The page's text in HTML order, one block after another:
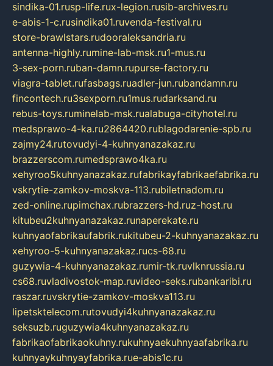
sindika-01.rusp-life.rux-legion.rusib-archives.ru
e-abis-1-c.rusindika01.ruvenda-festival.ru
store-brawlstars.rudooraleksandria.ru
antenna-highly.rumine-lab-msk.ru1-mus.ru
3-sex-porn.ruban-damn.rupurse-factory.ru
viagra-tablet.rufasbags.ruadler-jun.rubandamn.ru
fincontech.ru3sexporn.ru1mus.rudarksand.ru
rebus-toys.ruminelab-msk.rualabuga-cityhotel.ru
medsprawo-4-ka.ru2864420.rublagodarenie-spb.ru
zajmy24.rutovudyi-4-kuhnyanazakaz.ru
brazzerscom.rumedsprawo4ka.ru
xehyroo5kuhnyanazakaz.rufabrikayfabrikaefabrika.ru
vskrytie-zamkov-moskva-113.rubiletnadom.ru
zed-online.rupimchax.rubrazzers-hd.ruz-host.ru
kitubeu2kuhnyanazakaz.runaperekate.ru
kuhnyaofabrikaufabrik.rukitubeu-2-kuhnyanazakaz.ru
xehyroo-5-kuhnyanazakaz.rucs-68.ru
guzywia-4-kuhnyanazakaz.rumir-tk.ruvlknrussia.ru
cs68.ruvladivostok-map.ruvideo-seks.rubankaribi.ru
raszar.ruvskrytie-zamkov-moskva113.ru
lipetsktelecom.rutovudyi4kuhnyanazakaz.ru
seksuzb.ruguzywia4kuhnyanazakaz.ru
fabrikaofabrikaokuhny.rukuhnyaekuhnyaafabrika.ru
kuhnyaykuhnyayfabrika.rue-abis1c.ru